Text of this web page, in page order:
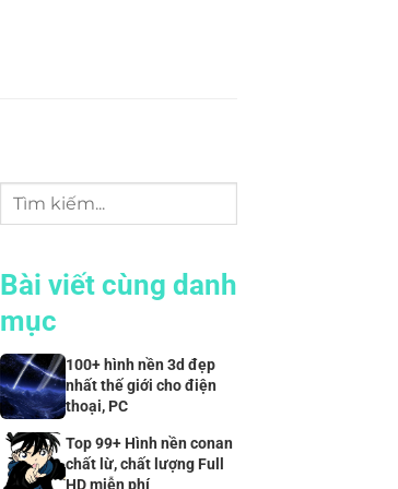
Bài viết cùng danh
mục
100+ hình nền 3d đẹp
nhất thế giới cho điện
thoại, PC
Top 99+ Hình nền conan
chất lừ, chất lượng Full
HD miễn phí